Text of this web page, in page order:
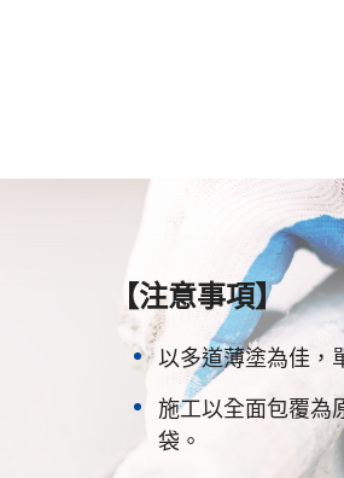
【注意事項】
以多道薄塗為佳，
施工以全面包覆為
袋。